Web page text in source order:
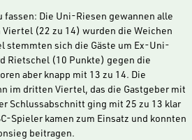
fassen: Die Uni-Riesen gewannen alle
(22 zu 14) wurden die Weichen
stemmten sich die Gäste um Ex-Uni-
Rietschel (10 Punkte) gegen die
aber knapp mit 13 zu 14. Die
im dritten Viertel, das die Gastgeber mit
Schlussabschnitt ging mit 25 zu 13 klar
Spieler kamen zum Einsatz und konnten
beitragen.